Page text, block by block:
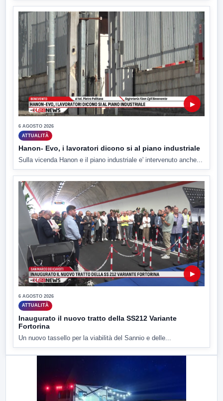
▶
6 AGOSTO 2026
ATTUALITÀ
Hanon- Evo, i lavoratori dicono si al piano industriale
Sulla vicenda Hanon e il piano industriale e' intervenuto anche...
▶
6 AGOSTO 2026
ATTUALITÀ
Inaugurato il nuovo tratto della SS212 Variante
Fortorina
Un nuovo tassello per la viabilità del Sannio e delle...